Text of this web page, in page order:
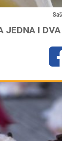
JEDNA I